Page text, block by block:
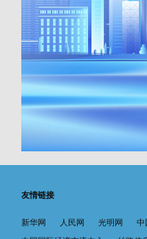
友情链接
新华网 人民网 光明网 中